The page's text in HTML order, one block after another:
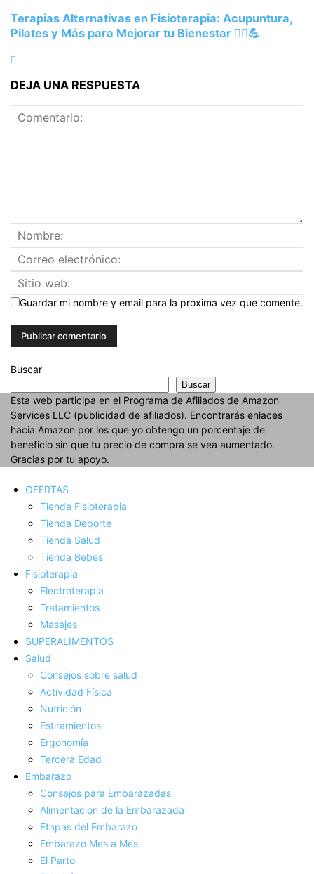
Terapias Alternativas en Fisioterapia: Acupuntura,
Pilates y Más para Mejorar tu Bienestar 💆‍♂️💪
DEJA UNA RESPUESTA
Guardar mi nombre y email para la próxima vez que comente.
Buscar
Buscar
Esta web participa en el Programa de Afiliados de Amazon
Services LLC (publicidad de afiliados). Encontrarás enlaces
hacia Amazon por los que yo obtengo un porcentaje de
beneficio sin que tu precio de compra se vea aumentado.
Gracias por tu apoyo.
OFERTAS
Tienda Fisioterapia
Tienda Deporte
Tienda Salud
Tienda Bebes
Fisioterapia
Electroterapia
Tratamientos
Masajes
SUPERALIMENTOS
Salud
Consejos sobre salud
Actividad Fí­sica
Nutrición
Estiramientos
Ergonomí­a
Tercera Edad
Embarazo
Consejos para Embarazadas
Alimentacion de la Embarazada
Etapas del Embarazo
Embarazo Mes a Mes
El Parto